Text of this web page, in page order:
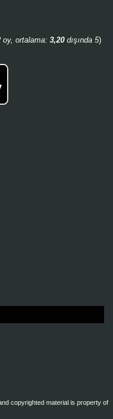
oy, ortalama: 3,20 dışında 5)
copyrighted material is property of